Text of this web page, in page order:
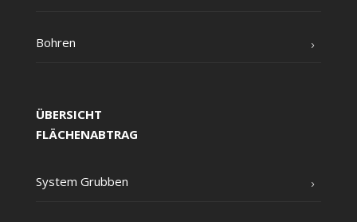
Boh­ren
ÜBERSICHT
FLÄCHENABTRAG
Sys­tem Grubben